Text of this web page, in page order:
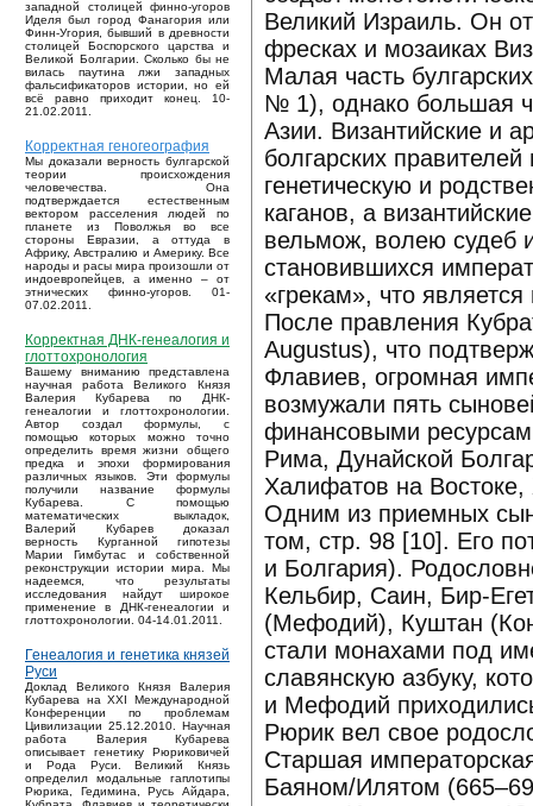
западной столицей финно-угоров
Иделя был город Фанагория или
Финн-Угория, бывший в древности
столицей Боспорского царства и
Великой Болгарии. Сколько бы не
вилась паутина лжи западных
фальсификаторов истории, но ей
всё равно приходит конец. 10-
21.02.2011.
Корректная геногеография
Мы доказали верность булгарской
теории происхождения
человечества. Она
подтверждается естественным
вектором расселения людей по
планете из Поволжья во все
стороны Евразии, а оттуда в
Африку, Австралию и Америку. Все
народы и расы мира произошли от
индоевропейцев, а именно – от
этнических финно-угоров. 01-
07.02.2011.
Корректная ДНК-генеалогия и
глоттохронология
Вашему вниманию представлена
научная работа Великого Князя
Валерия Кубарева по ДНК-
генеалогии и глоттохронологии.
Автор создал формулы, с
помощью которых можно точно
определить время жизни общего
предка и эпохи формирования
различных языков. Эти формулы
получили название формулы
Кубарева. С помощью
математических выкладок,
Валерий Кубарев доказал
верность Курганной гипотезы
Марии Гимбутас и собственной
реконструкции истории мира. Мы
надеемся, что результаты
исследования найдут широкое
применение в ДНК-генеалогии и
глоттохронологии. 04-14.01.2011.
Генеалогия и генетика князей
Руси
Доклад Великого Князя Валерия
Кубарева на XXI Международной
Конференции по проблемам
Цивилизации 25.12.2010. Научная
работа Валерия Кубарева
описывает генетику Рюриковичей
и Рода Руси. Великий Князь
определил модальные гаплотипы
Рюрика, Гедимина, Русь Айдара,
Великий Израиль. Он
фресках и мозаиках
Малая часть
№ 1), однако большая
Азии. Византийские и
болгарских
генетическую и
каганов, а
вельмож, волею судеб
становившихся
«грекам», что
После правления
Augustus), что
Флавиев, огромная
возмужали пять
финансовыми
Рима, Дунайской
Халифатов на
Одним из приемных
том, стр. 98 [10]. Его
и Болгария).
Кельбир, Саин, Бир-
(Мефодий), Куштан
стали монахами под
славянскую азбуку,
и Мефодий
Рюрик вел свое
Старшая
Баяном/Илятом